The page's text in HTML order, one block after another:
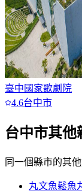
臺中國家歌劇院
4.6台中市
台中市其他
同一個縣市的其
丸文魚鬆魚